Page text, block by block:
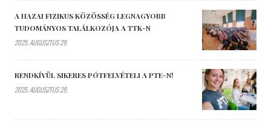
A HAZAI FIZIKUS KÖZÖSSÉG LEGNAGYOBB
TUDOMÁNYOS TALÁLKOZÓJA A TTK-N
2025. AUGUSZTUS 29.
RENDKÍVÜL SIKERES PÓTFELVÉTELI A PTE-N!
2025. AUGUSZTUS 29.